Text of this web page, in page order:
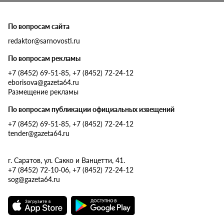
По вопросам сайта
redaktor@sarnovosti.ru
По вопросам рекламы
+7 (8452) 69-51-85, +7 (8452) 72-24-12
eborisova@gazeta64.ru
Размещение рекламы
По вопросам публикации официальных извещений
+7 (8452) 69-51-85, +7 (8452) 72-24-12
tender@gazeta64.ru
г. Саратов, ул. Сакко и Ванцетти, 41.
+7 (8452) 72-10-06, +7 (8452) 72-24-12
sog@gazeta64.ru